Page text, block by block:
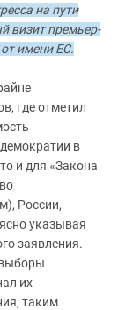
на пути
визит премьер-
имени ЕС.
где отметил
в
и для «Закона
России,
указывая
заявления.
их
таким